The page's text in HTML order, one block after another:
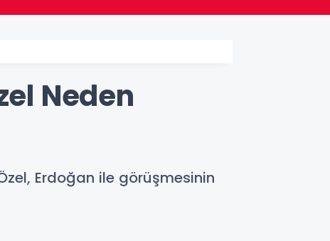
Neden
Erdoğan ile görüşmesinin